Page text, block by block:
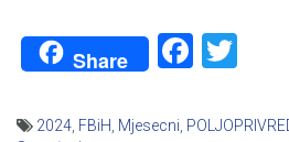
Share
2024 FBiH Mjesecni